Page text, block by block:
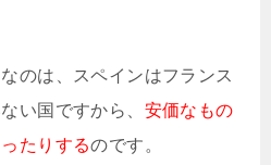
のは、スペインはフランス
い国ですから、 安価なもの
たりするのです。